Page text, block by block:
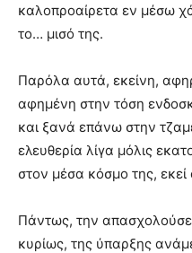
καλοπροαίρετα εν μέσω
το… μισό της.
Παρόλα αυτά, εκείνη,
αφημένη στην τόση
και ξανά επάνω στην
ελευθερία λίγα μόλις
στον μέσα κόσμο της,
Πάντως, την
κυρίως, της ύπαρξης